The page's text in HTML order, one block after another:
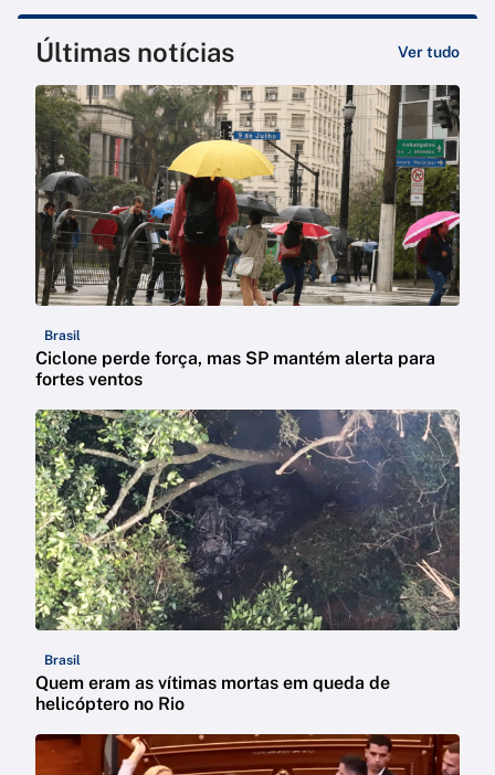
Últimas notícias Ver tudo
Brasil
Ciclone perde força, mas SP mantém alerta para
fortes ventos
Brasil
Quem eram as vítimas mortas em queda de
helicóptero no Rio